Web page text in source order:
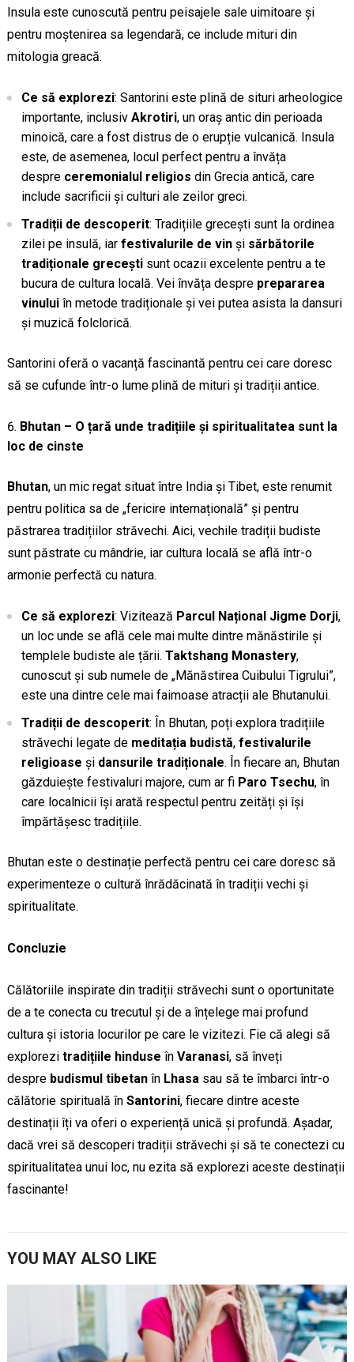
Insula este cunoscută pentru peisajele sale uimitoare și
pentru moștenirea sa legendară, ce include mituri din
mitologia greacă.
Ce să explorezi: Santorini este plină de situri arheologice
importante, inclusiv Akrotiri, un oraș antic din perioada
minoică, care a fost distrus de o erupție vulcanică. Insula
este, de asemenea, locul perfect pentru a învăța
despre ceremonialul religios din Grecia antică, care
include sacrificii și culturi ale zeilor greci.
Tradiții de descoperit: Tradițiile grecești sunt la ordinea
zilei pe insulă, iar festivalurile de vinși sărbătorile
tradiționale greceștisunt ocazii excelente pentru a te
bucura de cultura locală. Vei învăța despre prepararea
vinuluiîn metode tradiționale și vei putea asista la dansuri
și muzică folclorică.
Santorini oferă o vacanță fascinantă pentru cei care doresc
să se cufunde într-o lume plină de mituri și tradiții antice.
Bhutan – O țară unde tradițiile și spiritualitatea sunt la
loc de cinste
Bhutan, un mic regat situat între India și Tibet, este renumit
pentru politica sa de „fericire internațională” și pentru
păstrarea tradițiilor străvechi. Aici, vechile tradiții budiste
sunt păstrate cu mândrie, iar cultura locală se află într-o
armonie perfectă cu natura.
Ce să explorezi: Vizitează Parcul Național Jigme Dorji,
un loc unde se află cele mai multe dintre mănăstirile și
templele budiste ale țării. Taktshang Monastery,
cunoscut și sub numele de „Mănăstirea Cuibului Tigrului”,
este una dintre cele mai faimoase atracții ale Bhutanului.
Tradiții de descoperit: În Bhutan, poți explora tradițiile
străvechi legate de meditația budistă, festivalurile
religioase și dansurile tradiționale. În fiecare an, Bhutan
găzduiește festivaluri majore, cum ar fi Paro Tsechu, în
care localnicii își arată respectul pentru zeități și își
împărtășesc tradițiile.
Bhutan este o destinație perfectă pentru cei care doresc să
experimenteze o cultură înrădăcinată în tradiții vechi și
spiritualitate.
Concluzie
Călătoriile inspirate din tradiții străvechi sunt o oportunitate
de a te conecta cu trecutul și de a înțelege mai profund
cultura și istoria locurilor pe care le vizitezi. Fie că alegi să
explorezi tradițiile hinduse în Varanasi, să înveți
despre budismul tibetanîn Lhasasau să te îmbarci într-o
călătorie spirituală în Santorini, fiecare dintre aceste
destinații îți va oferi o experiență unică și profundă. Așadar,
dacă vrei să descoperi tradiții străvechi și să te conectezi cu
spiritualitatea unui loc, nu ezita să explorezi aceste destinații
fascinante!
YOU MAY ALSO LIKE